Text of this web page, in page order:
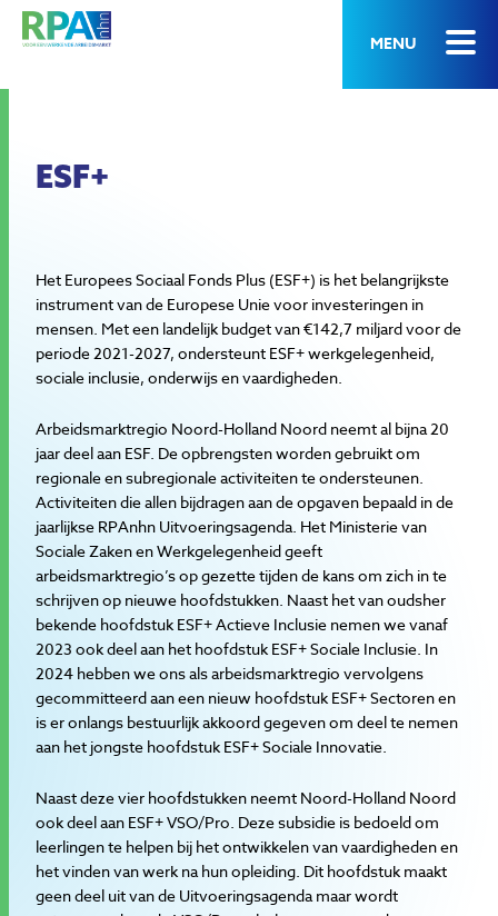
MENU
ESF+
Het Europees Sociaal Fonds Plus (ESF+) is het belangrijkste
instrument van de Europese Unie voor investeringen in
mensen. Met een landelijk budget van €142,7 miljard voor de
periode 2021-2027, ondersteunt ESF+ werkgelegenheid,
sociale inclusie, onderwijs en vaardigheden.
Arbeidsmarktregio Noord-Holland Noord neemt al bijna 20
jaar deel aan ESF. De opbrengsten worden gebruikt om
regionale en subregionale activiteiten te ondersteunen.
Activiteiten die allen bijdragen aan de opgaven bepaald in de
jaarlijkse RPAnhn Uitvoeringsagenda. Het Ministerie van
Sociale Zaken en Werkgelegenheid geeft
arbeidsmarktregio’s op gezette tijden de kans om zich in te
schrijven op nieuwe hoofdstukken. Naast het van oudsher
bekende hoofdstuk ESF+ Actieve Inclusie nemen we vanaf
2023 ook deel aan het hoofdstuk ESF+ Sociale Inclusie. In
2024 hebben we ons als arbeidsmarktregio vervolgens
gecommitteerd aan een nieuw hoofdstuk ESF+ Sectoren en
is er onlangs bestuurlijk akkoord gegeven om deel te nemen
aan het jongste hoofdstuk ESF+ Sociale Innovatie.
Naast deze vier hoofdstukken neemt Noord-Holland Noord
ook deel aan ESF+ VSO/Pro. Deze subsidie is bedoeld om
leerlingen te helpen bij het ontwikkelen van vaardigheden en
het vinden van werk na hun opleiding. Dit hoofdstuk maakt
geen deel uit van de Uitvoeringsagenda maar wordt